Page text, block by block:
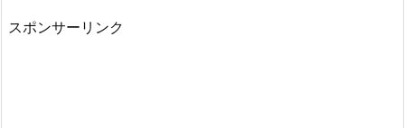
スポンサーリンク